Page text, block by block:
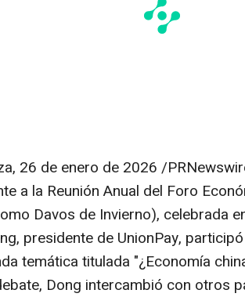
, 26 de enero de 2026 /
a la Reunión Anual del Foro
Davos de Invierno), celebrada
presidente de UnionPay,
temática titulada "¿Economía
Dong intercambió con otros